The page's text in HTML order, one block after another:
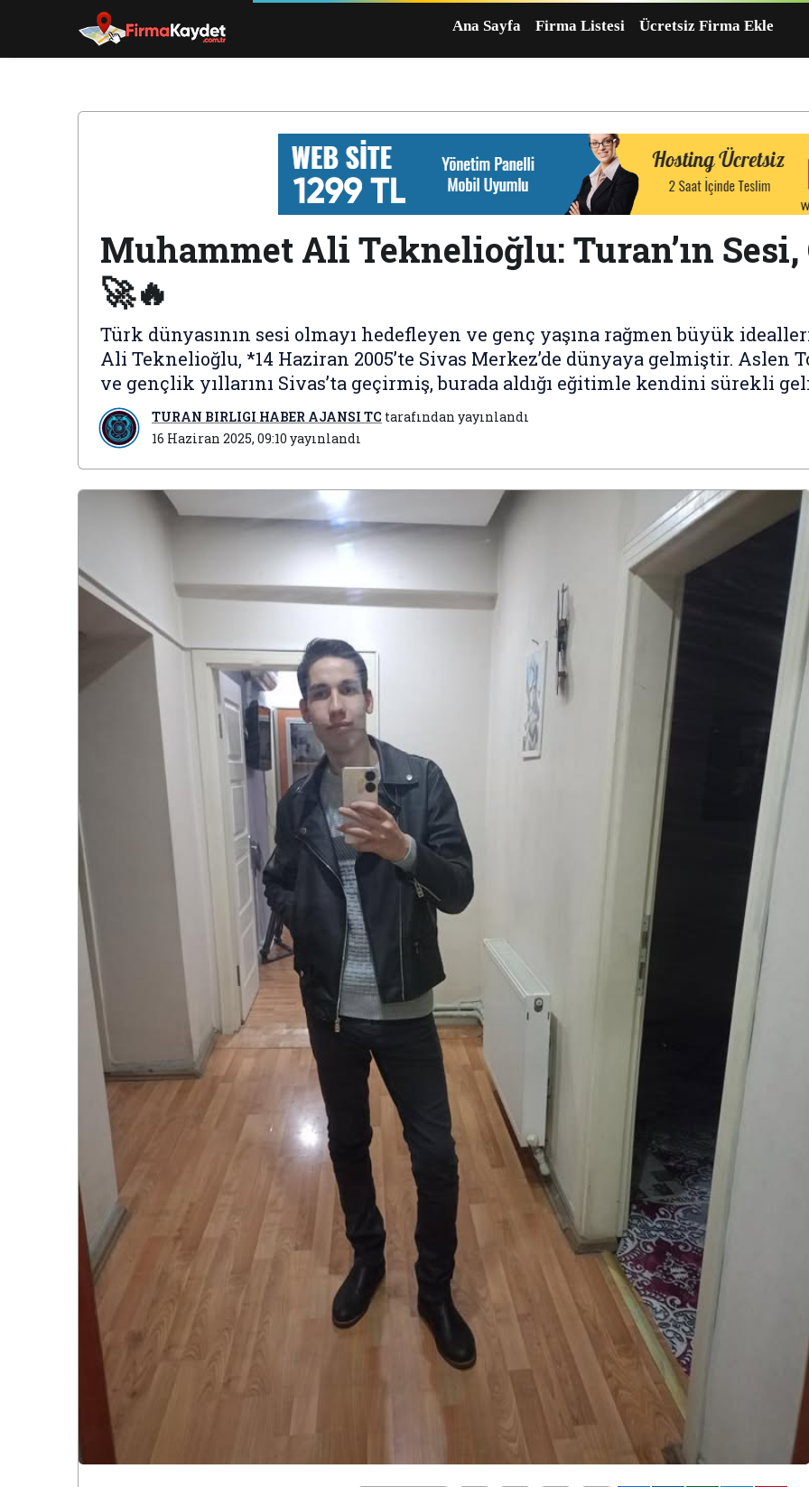
Ana Sayfa Firma Listesi Ücretsiz Firma Ekle
Muhammet Ali Teknelioğlu: Turan’ın
🚀🔥
Türk dünyasının sesi olmayı hedefleyen ve genç yaşına rağmen büyük
Ali Teknelioğlu, *14 Haziran 2005’te Sivas Merkez’de dünyaya gelmiştir. Aslen
ve gençlik yıllarını Sivas’ta geçirmiş, burada aldığı eğitimle kendini sürekli
TURAN BIRLIGI HABER AJANSI TC tarafından yayınlandı
16 Haziran 2025, 09:10 yayınlandı